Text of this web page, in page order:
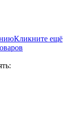
Кликните ещё